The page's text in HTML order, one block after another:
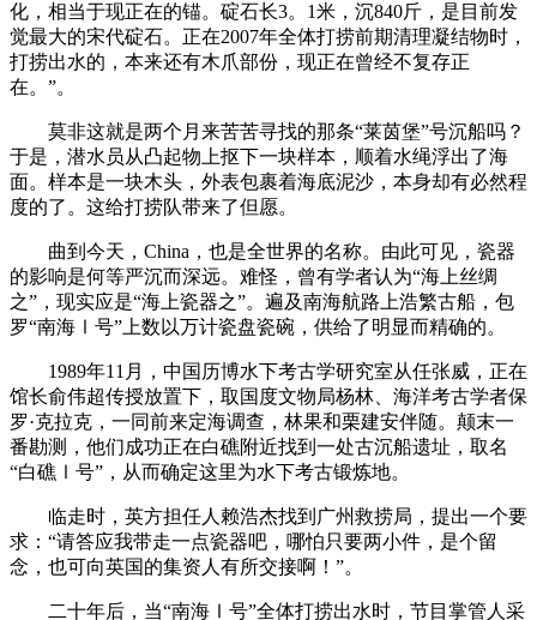
化，相当于现正在的锚。碇石长3。1米，沉840斤，是目前发
觉最大的宋代碇石。正在2007年全体打捞前期清理凝结物时，
打捞出水的，本来还有木爪部份，现正在曾经不复存正
在。”。
莫非这就是两个月来苦苦寻找的那条“莱茵堡”号沉船吗？
于是，潜水员从凸起物上抠下一块样本，顺着水绳浮出了海
面。样本是一块木头，外表包裹着海底泥沙，本身却有必然程
度的了。这给打捞队带来了但愿。
曲到今天，China，也是全世界的名称。由此可见，瓷器
的影响是何等严沉而深远。难怪，曾有学者认为“海上丝绸
之”，现实应是“海上瓷器之”。遍及南海航路上浩繁古船，包
罗“南海Ⅰ号”上数以万计瓷盘瓷碗，供给了明显而精确的。
1989年11月，中国历博水下考古学研究室从任张威，正在
馆长俞伟超传授放置下，取国度文物局杨林、海洋考古学者保
罗·克拉克，一同前来定海调查，林果和栗建安伴随。颠末一
番勘测，他们成功正在白礁附近找到一处古沉船遗址，取名
“白礁Ⅰ号”，从而确定这里为水下考古锻炼地。
临走时，英方担任人赖浩杰找到广州救捞局，提出一个要
求：“请答应我带走一点瓷器吧，哪怕只要两小件，是个留
念，也可向英国的集资人有所交接啊！”。
二十年后，当“南海Ⅰ号”全体打捞出水时，节目掌管人采